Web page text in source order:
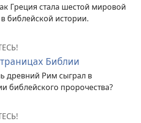
Греция стала шестой мировой
библейской истории.
Библии
древний Рим сыграл в
библейского пророчества?